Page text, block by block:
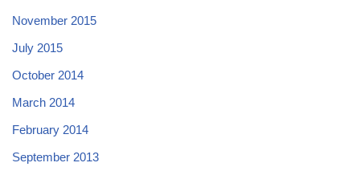
November 2015
July 2015
October 2014
March 2014
February 2014
September 2013